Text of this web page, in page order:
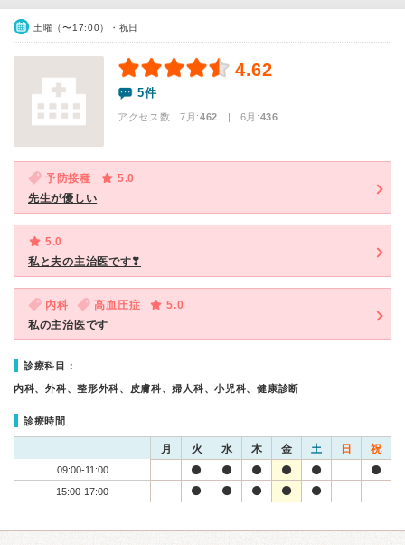
土曜（〜17:00）・祝日
4.62
5件
アクセス数 7月:462 | 6月:436
予防接種
5.0
先生が優しい
5.0
私と夫の主治医です❣
内科 高血圧症
5.0
私の主治医です
診療科目：
内科、外科、整形外科、皮膚科、婦人科、小児科、健康診断
診療時間
月 火 水 木 金 土 日 祝
09:00-11:00
15:00-17:00